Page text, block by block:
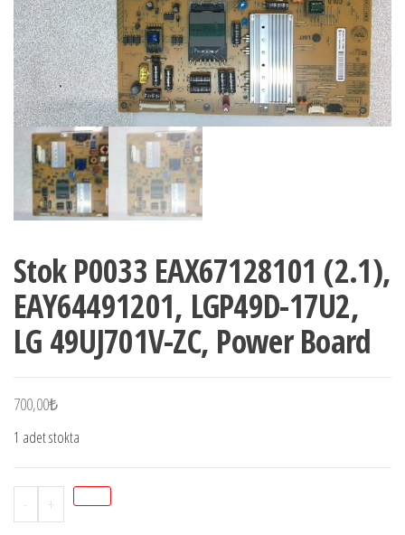
Stok P0033 EAX67128101 (2.1),
EAY64491201, LGP49D-17U2,
LG 49UJ701V-ZC, Power Board
700,00₺
1 adet stokta
-
Stok
P0033
+